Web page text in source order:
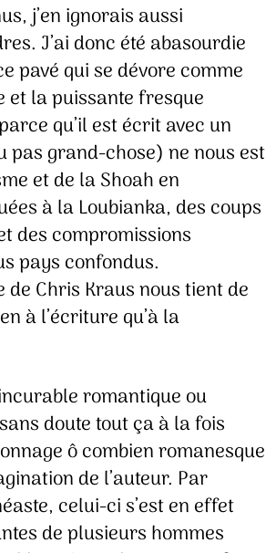
j’en ignorais aussi
J’ai donc été abasourdie
pavé qui se dévore comme
et la puissante fresque
qu’il est écrit avec un
pas grand-chose) ne nous est
et de la Shoah en
à la Loubianka, des coups
des compromissions
pays confondus.
Chris Kraus nous tient de
à l’écriture qu’à la
romantique ou
doute tout ça à la fois
ô combien romanesque
de l’auteur. Par
celui-ci s’est en effet
de plusieurs hommes